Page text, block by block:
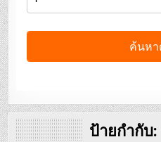
ป้ายกำกับ: